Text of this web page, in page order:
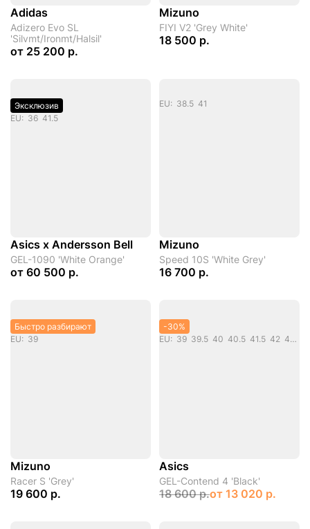
Adidas
Adizero Evo SL
'Silvmt/Ironmt/Halsil'
от 25 200 р.
Mizuno
FIYI V2 'Grey White'
18 500 р.
Эксклюзив
EU: 36 41.5
Asics x Andersson Bell
GEL-1090 'White Orange'
от 60 500 р.
EU: 38.5 41
Mizuno
Speed 10S 'White Grey'
16 700 р.
Быстро разбирают
EU: 39
Mizuno
Racer S 'Grey'
19 600 р.
-30%
EU: 39 39.5 40 40.5 41.5 42 42.5 43.5 44 44.5 45 46 46.5 47
Asics
GEL-Contend 4 'Black'
18 600 р.от 13 020 р.